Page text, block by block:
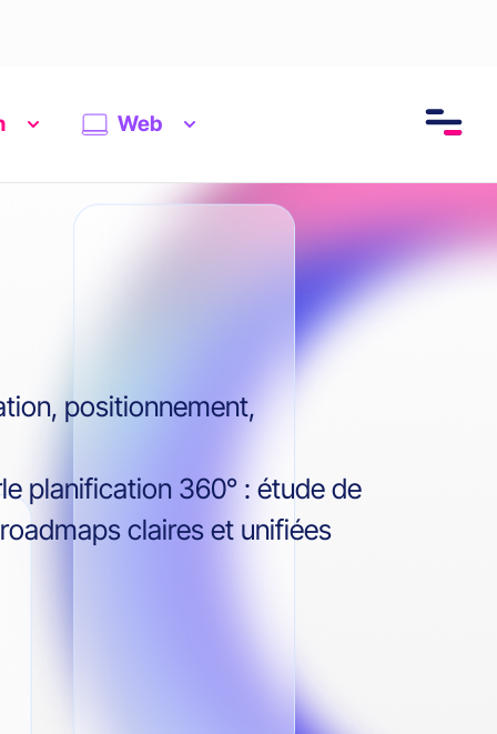
Web
positionnement,
planification 360° : étude de
claires et unifiées